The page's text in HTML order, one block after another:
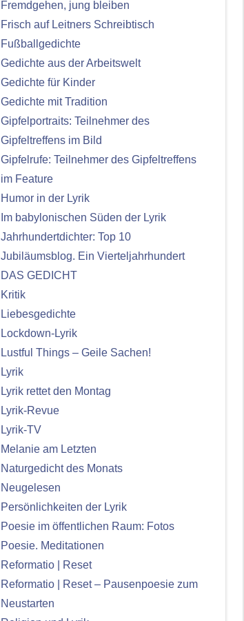
Fremdgehen, jung bleiben
Frisch auf Leitners Schreibtisch
Fußballgedichte
Gedichte aus der Arbeitswelt
Gedichte für Kinder
Gedichte mit Tradition
Gipfelportraits: Teilnehmer des
Gipfeltreffens im Bild
Gipfelrufe: Teilnehmer des Gipfeltreffens
im Feature
Humor in der Lyrik
Im babylonischen Süden der Lyrik
Jahrhundertdichter: Top 10
Jubiläumsblog. Ein Vierteljahrhundert
DAS GEDICHT
Kritik
Liebesgedichte
Lockdown-Lyrik
Lustful Things – Geile Sachen!
Lyrik
Lyrik rettet den Montag
Lyrik-Revue
Lyrik-TV
Melanie am Letzten
Naturgedicht des Monats
Neugelesen
Persönlichkeiten der Lyrik
Poesie im öffentlichen Raum: Fotos
Poesie. Meditationen
Reformatio | Reset
Reformatio | Reset – Pausenpoesie zum
Neustarten